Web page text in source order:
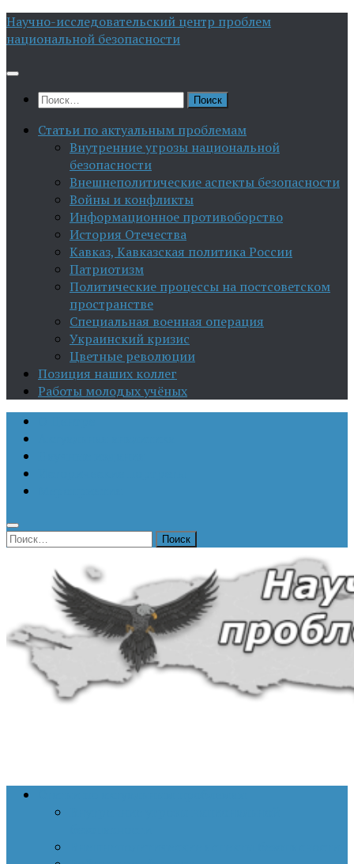
Перейти
к
Научно-исследовательский центр проблем
национальной безопасности
Найти:
Статьи по актуальным проблемам
Внутренние угрозы национальной
безопасности
Внешнеполитические аспекты безопасности
Войны и конфликты
Информационное противоборство
История Отечества
Кавказ, Кавказская политика России
Патриотизм
Политические процессы на постсоветском
пространстве
Специальная военная операция
Украинский кризис
Цветные революции
Позиция наших коллег
Работы молодых учёных
Найти: